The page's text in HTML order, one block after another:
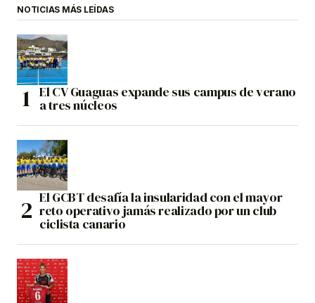
NOTICIAS MÁS LEÍDAS
El CV Guaguas expande sus campus de verano
a tres núcleos
El GCBT desafía la insularidad con el mayor
reto operativo jamás realizado por un club
ciclista canario